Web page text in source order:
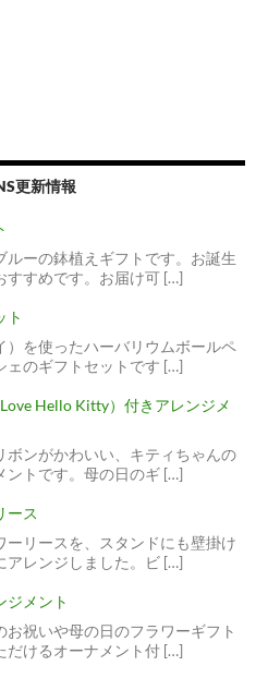
更新情報
ーの鉢植えギフトです。お誕生
すすめです。お届け可 […]
ト
を使ったハーバリウムボールペ
ェのギフトセットです […]
Hello Kitty）付きアレンジメ
ンがかわいい、キティちゃんの
ントです。母の日のギ […]
ース
リースを、スタンドにも壁掛け
アレンジしました。ビ […]
ジメント
祝いや母の日のフラワーギフト
だけるオーナメント付 […]